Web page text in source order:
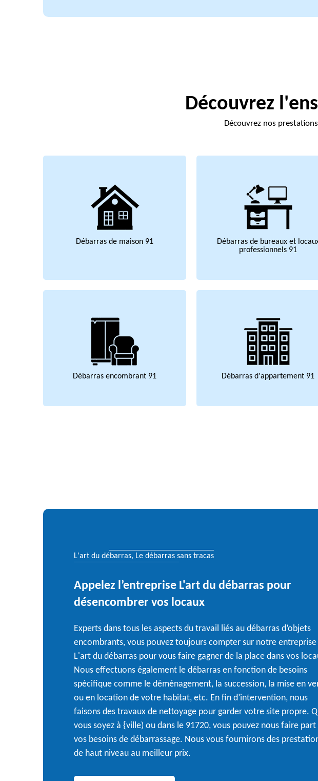
Découvrez
Découvrez nos
Débarras de maison 91
Débarras de bureaux et
professionnels 91
Débarras encombrant 91 Débarras d'appartement 91
L'art du débarras, Le débarras sans tracas
Appelez l’entreprise L'art du débarras pour
désencombrer vos locaux
Experts dans tous les aspects du travail liés au débarras d’objets
encombrants, vous pouvez toujours compter sur notre entreprise
L'art du débarras pour vous faire gagner de la place dans vos
Nous effectuons également le débarras en fonction de besoins
spécifique comme le déménagement, la succession, la mise en
ou en location de votre habitat, etc. En fin d’intervention, nous
faisons des travaux de nettoyage pour garder votre site propre.
vous soyez à {ville) ou dans le 91720, vous pouvez nous faire part
vos besoins de débarrassage. Nous vous fournirons des
de haut niveau au meilleur prix.